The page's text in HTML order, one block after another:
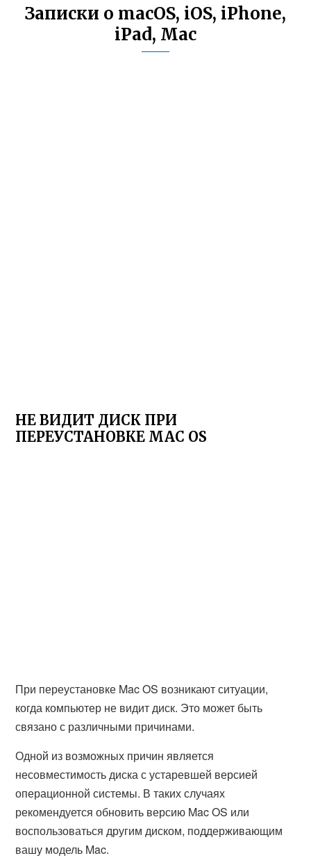
Записки о macOS, iOS, iPhone,
iPad, Mac
НЕ ВИДИТ ДИСК ПРИ
ПЕРЕУСТАНОВКЕ MAC OS
При переустановке Mac OS возникают ситуации,
когда компьютер не видит диск. Это может быть
связано с различными причинами.
Одной из возможных причин является
несовместимость диска с устаревшей версией
операционной системы. В таких случаях
рекомендуется обновить версию Mac OS или
воспользоваться другим диском, поддерживающим
вашу модель Mac.